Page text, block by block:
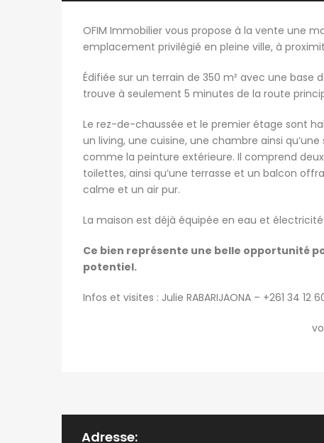
OFIM Immobilier vous propose à la vente une
emplacement privilégié en pleine ville, à
Édifiée sur un terrain de 350 m² avec une
trouve à seulement 5 minutes de la route
Le rez-de-chaussée et le premier étage sont
un living, une cuisine, une chambre ainsi
comme la peinture extérieure. Il comprend
toilettes, ainsi qu’une terrasse et un balcon
calme et un air pur.
La maison est déjà équipée en eau et
Ce bien représente une belle opportunité
potentiel.
Infos et visites : Julie RABARIJAONA – +261 34 12
Adresse: